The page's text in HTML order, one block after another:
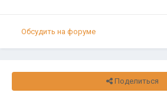
Обсудить на форуме
Поделиться